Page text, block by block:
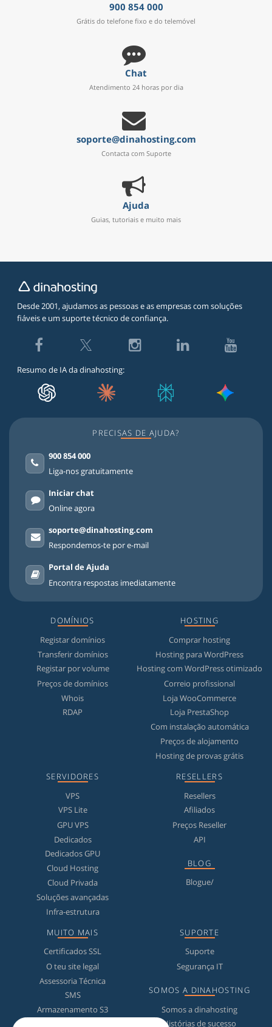
900 854 000
Grátis do telefone fixo e do telemóvel
Chat
Atendimento 24 horas por dia
soporte@dinahosting.com
Contacta com Suporte
Ajuda
Guias, tutoriais e muito mais
Desde 2001, ajudamos as pessoas e as empresas com soluções
fiáveis e um suporte técnico de confiança.
Resumo de IA da dinahosting:
PRECISAS DE AJUDA?
900 854 000
Liga-nos gratuitamente
Iniciar chat
Online agora
soporte@dinahosting.com
Respondemos-te por e-mail
Portal de Ajuda
Encontra respostas imediatamente
DOMÍNIOS
Registar domínios
Transferir domínios
Registar por volume
Preços de domínios
Whois
RDAP
HOSTING
Comprar hosting
Hosting para WordPress
Hosting com WordPress otimizado
Correio profissional
Loja WooCommerce
Loja PrestaShop
Com instalação automática
Preços de alojamento
Hosting de provas grátis
SERVIDORES
VPS
VPS Lite
GPU VPS
Dedicados
Dedicados GPU
Cloud Hosting
Cloud Privada
Soluções avançadas
Infra-estrutura
RESELLERS
Resellers
Afiliados
Preços Reseller
API
BLOG
Blogue/
MUITO MAIS
Certificados SSL
O teu site legal
Assessoria Técnica
SMS
Armazenamento S3
SUPORTE
Suporte
Segurança IT
SOMOS A DINAHOSTING
Somos a dinahosting
Histórias de sucesso